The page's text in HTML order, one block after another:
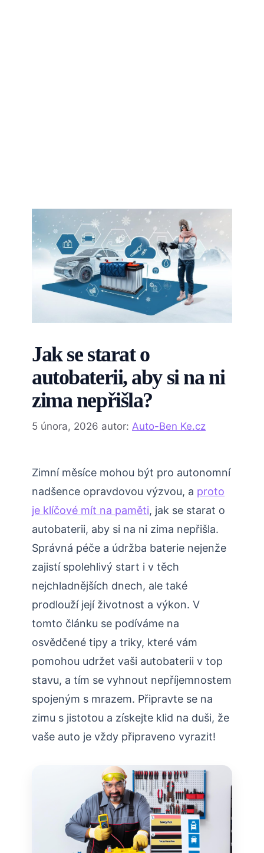
Jak se starat o
autobaterii, aby si na ni
zima nepřišla?
5 února, 2026 autor: Auto-Ben Ke.cz
Zimní měsíce mohou být pro autonomní
nadšence opravdovou výzvou, a proto
je klíčové mít na paměti, jak se starat o
autobaterii, aby si na ni zima nepřišla.
Správná péče a údržba baterie nejenže
zajistí spolehlivý start i v těch
nejchladnějších dnech, ale také
prodlouží její životnost a výkon. V
tomto článku se podíváme na
osvědčené tipy a triky, které vám
pomohou udržet vaši autobaterii v top
stavu, a tím se vyhnout nepříjemnostem
spojeným s mrazem. Připravte se na
zimu s jistotou a získejte klid na duši, že
vaše auto je vždy připraveno vyrazit!